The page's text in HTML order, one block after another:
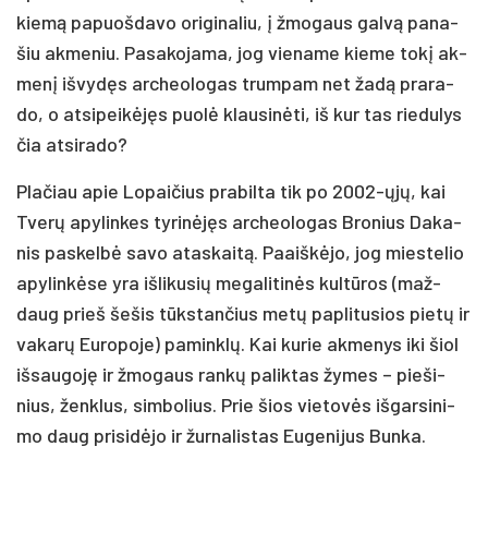
kie­mą pa­puoš­da­vo ori­gi­na­liu, į žmo­gaus gal­vą pa­na­
šiu ak­me­niu. Pa­sa­ko­ja­ma, jog vie­na­me kie­me to­kį ak­
me­nį iš­vy­dęs ar­cheo­lo­gas trum­pam net ža­dą pra­ra­
do, o at­si­pei­kė­jęs puo­lė klau­si­nė­ti, iš kur tas rie­du­lys
čia at­si­ra­do?
Pla­čiau apie Lo­pai­čius pra­bil­ta tik po 2002-ųjų, kai
Tve­rų apy­lin­kes ty­ri­nė­jęs ar­cheo­lo­gas Bro­nius Da­ka­
nis pa­skel­bė sa­vo ata­skai­tą. Paaiš­kė­jo, jog mies­te­lio
apy­lin­kė­se yra iš­li­ku­sių me­ga­li­ti­nės kul­tū­ros (maž­
daug prieš še­šis tūks­tan­čius me­tų pa­pli­tu­sios pie­tų ir
va­ka­rų Eu­ro­po­je) pa­mink­lų. Kai ku­rie ak­me­nys iki šiol
iš­sau­go­ję ir žmo­gaus ran­kų pa­lik­tas žy­mes – pie­ši­
nius, ženk­lus, sim­bo­lius. Prie šios vie­to­vės iš­gar­si­ni­
mo daug pri­si­dė­jo ir žur­na­lis­tas Eu­ge­ni­jus Bun­ka.